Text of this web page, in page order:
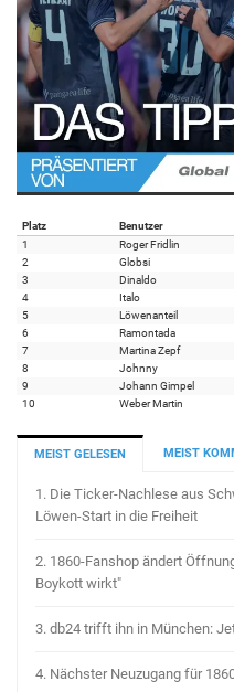
Platz Benutzer
1
Roger Fridlin
2
Globsi
3
Dinaldo
4
Italo
5
Löwenanteil
6
Ramontada
7
Martina Zepf
8
Johnny
9
Johann Gimpel
10
Weber Martin
MEIST GELESEN MEIST
1. Die Ticker-Nachlese aus
Löwen-Start in die Freiheit
2. 1860-Fanshop ändert
Boykott wirkt"
3. db24 trifft ihn in München:
4. Nächster Neuzugang für